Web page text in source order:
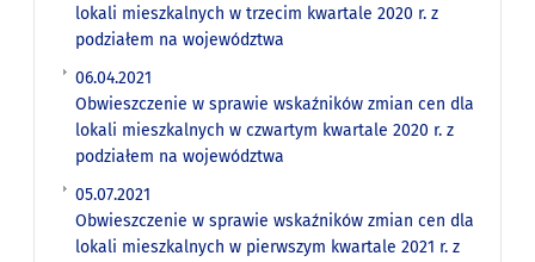
lokali mieszkalnych w trzecim kwartale 2020 r. z
podziałem na województwa
06.04.2021
Obwieszczenie w sprawie wskaźników zmian cen dla
lokali mieszkalnych w czwartym kwartale 2020 r. z
podziałem na województwa
05.07.2021
Obwieszczenie w sprawie wskaźników zmian cen dla
lokali mieszkalnych w pierwszym kwartale 2021 r. z